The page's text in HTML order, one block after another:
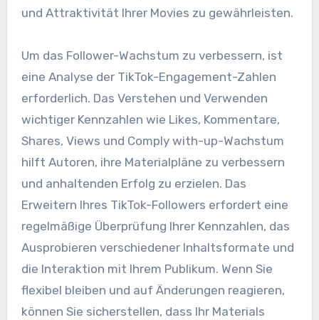
und Attraktivität Ihrer Movies zu gewährleisten.
Um das Follower-Wachstum zu verbessern, ist
eine Analyse der TikTok-Engagement-Zahlen
erforderlich. Das Verstehen und Verwenden
wichtiger Kennzahlen wie Likes, Kommentare,
Shares, Views und Comply with-up-Wachstum
hilft Autoren, ihre Materialpläne zu verbessern
und anhaltenden Erfolg zu erzielen. Das
Erweitern Ihres TikTok-Followers erfordert eine
regelmäßige Überprüfung Ihrer Kennzahlen, das
Ausprobieren verschiedener Inhaltsformate und
die Interaktion mit Ihrem Publikum. Wenn Sie
flexibel bleiben und auf Änderungen reagieren,
können Sie sicherstellen, dass Ihr Materials